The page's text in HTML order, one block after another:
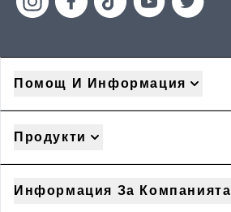
Помощ И Информация
Продукти
Информация За Компанията